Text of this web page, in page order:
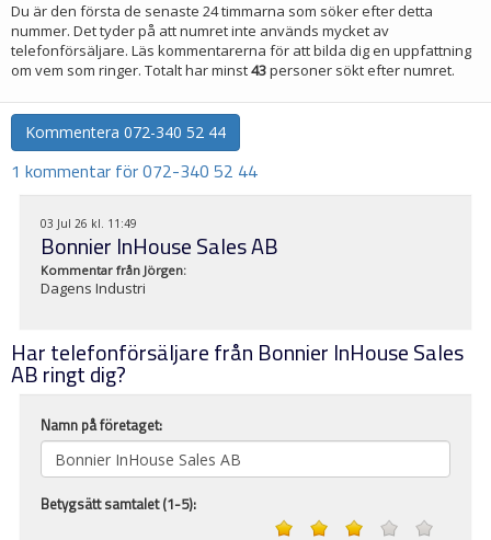
Du är den första de senaste 24 timmarna som söker efter detta
nummer. Det tyder på att numret inte används mycket av
telefonförsäljare. Läs kommentarerna för att bilda dig en uppfattning
om vem som ringer. Totalt har minst43personer sökt efter numret.
Kommentera 072-340 52 44
1 kommentar för 072-340 52 44
03 Jul 26 kl. 11:49
Bonnier InHouse Sales AB
Kommentar från Jörgen:
Dagens Industri
Har telefonförsäljare från Bonnier InHouse Sales
AB ringt dig?
Namn på företaget:
Betygsätt samtalet (1-5):